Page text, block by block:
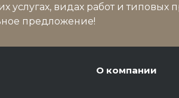
видах работ и типовых
предложение!
О компании